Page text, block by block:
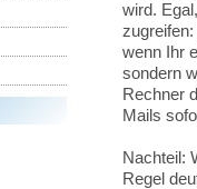
wird.
wenn Ihr
sondern
Rechner
Mails
Nachteil:
Regel